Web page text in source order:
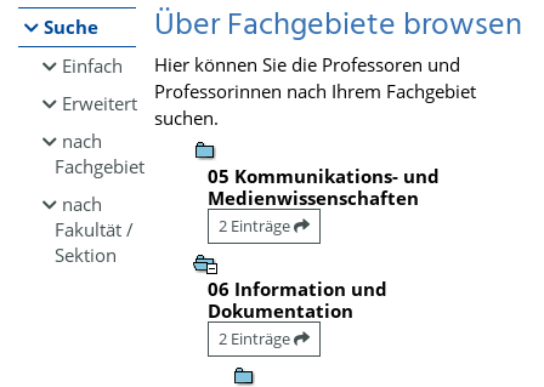
Suche
Einfach
Erweitert
nach
Fachgebiet
nach
Fakultät /
Sektion
Über Fachgebiete browsen
Hier können Sie die Professoren und
Professorinnen nach Ihrem Fachgebiet
suchen.
05 Kommunikations- und
Medienwissenschaften
2 Einträge
06 Information und
Dokumentation
2 Einträge